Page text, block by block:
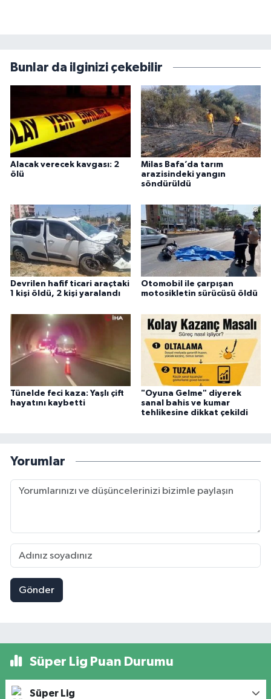
Bunlar da ilginizi çekebilir
Alacak verecek kavgası: 2
ölü
Milas Bafa’da tarım
arazisindeki yangın
söndürüldü
Devrilen hafif ticari araçtaki
1 kişi öldü, 2 kişi yaralandı
Otomobil ile çarpışan
motosikletin sürücüsü öldü
Tünelde feci kaza: Yaşlı çift
hayatını kaybetti
"Oyuna Gelme" diyerek
sanal bahis ve kumar
tehlikesine dikkat çekildi
Yorumlar
Gönder
Süper Lig Puan Durumu
Süper Lig